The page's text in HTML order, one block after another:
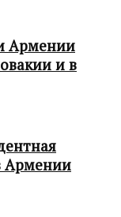
Армении
и в
Армении